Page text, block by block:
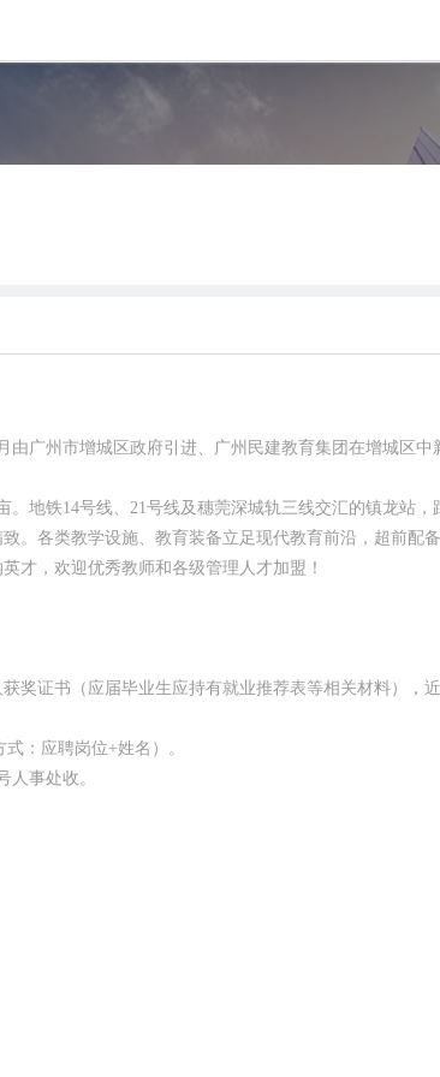
广州市增城区政府引进、广州民建教育集团在增城区
地铁14号线、21号线及穗莞深城轨三线交汇的镇龙站
。各类教学设施、教育装备立足现代教育前沿，超前配备
才，欢迎优秀教师和各级管理人才加盟！
证书（应届毕业生应持有就业推荐表等相关材料），
：应聘岗位+姓名）。
事处收。